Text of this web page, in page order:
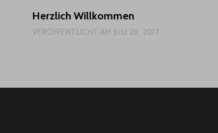
Herzlich Willkommen
VERÖFFENTLICHT AM JULI 28, 2017